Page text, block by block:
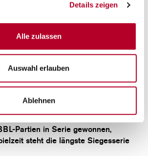
Details zeigen
Alle zulassen
Auswahl erlauben
Ablehnen
BAYREUTHER BITTEN ZUM
hat s.Oliver Würzburg schon einmal
Partien in Serie gewonnen,
steht die längste Siegesserie